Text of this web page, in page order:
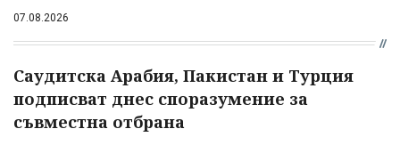
07.08.2026
Саудитска Арабия, Пакистан и Турция
подписват днес споразумение за
съвместна отбрана